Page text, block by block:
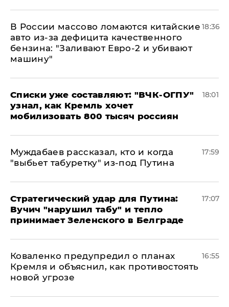
В России массово ломаются китайские
авто из-за дефицита качественного
бензина: "Заливают Евро-2 и убивают
машину"
18:36
Списки уже составляют: "ВЧК-ОГПУ"
узнал, как Кремль хочет
мобилизовать 800 тысяч россиян
18:01
Муждабаев рассказал, кто и когда
"выбьет табуретку" из-под Путина
17:59
Стратегический удар для Путина:
Вучич "нарушил табу" и тепло
принимает Зеленского в Белграде
17:07
Коваленко предупредил о планах
Кремля и объяснил, как противостоять
новой угрозе
16:55